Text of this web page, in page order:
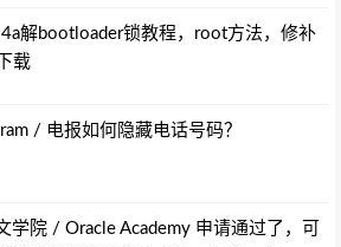
4a解bootloader锁教程，root方法，修补
载
/ 电报如何隐藏电话号码？
学院 / Oracle Academy 申请通过了，可